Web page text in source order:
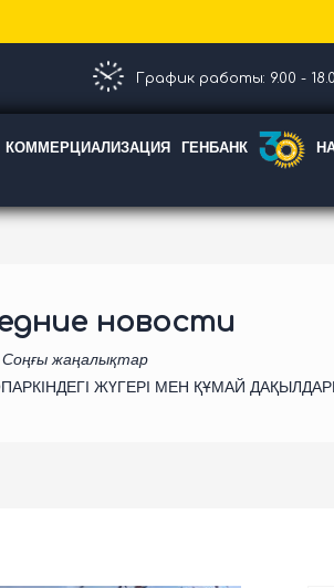
График работы: 9.00 -
КОММЕРЦИАЛИЗАЦИЯ ГЕНБАНК
новости
Соңғы жаңалықтар
ЖҮГЕРІ МЕН ҚҰМАЙ